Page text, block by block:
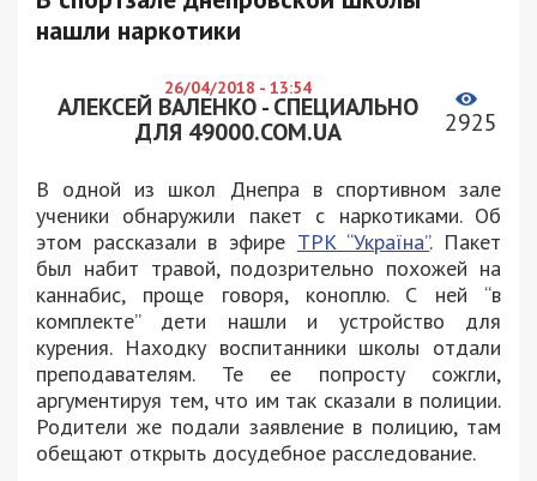
нашли наркотики
26/04/2018 - 13:54
АЛЕКСЕЙ ВАЛЕНКО - СПЕЦИАЛЬНО
ДЛЯ 49000.COM.UA
2925
В одной из школ Днепра в спортивном зале
ученики обнаружили пакет с наркотиками. Об
этом рассказали в эфире ТРК “Україна”. Пакет
был набит травой, подозрительно похожей на
каннабис, проще говоря, коноплю. С ней “в
комплекте” дети нашли и устройство для
курения. Находку воспитанники школы отдали
преподавателям. Те ее попросту сожгли,
аргументируя тем, что им так сказали в полиции.
Родители же подали заявление в полицию, там
обещают открыть досудебное расследование.